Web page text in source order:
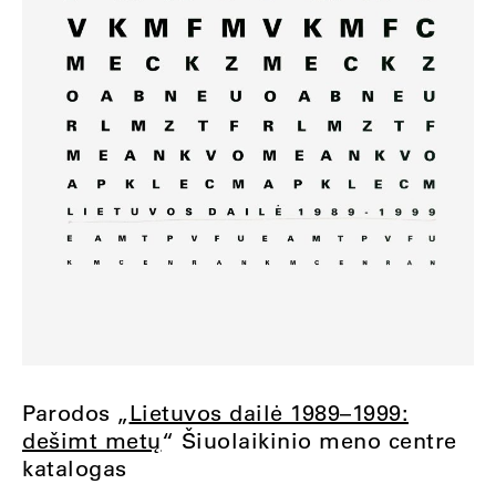
Parodos „Lietuvos dailė 1989–1999:
dešimt metų“ Šiuolaikinio meno centre
katalogas